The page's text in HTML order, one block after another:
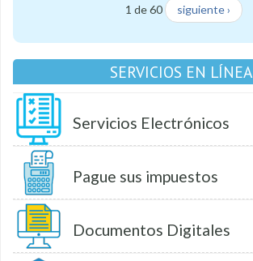
1 de 60 siguiente ›
SERVICIOS EN LÍNEA
Servicios Electrónicos
Pague sus impuestos
Documentos Digitales